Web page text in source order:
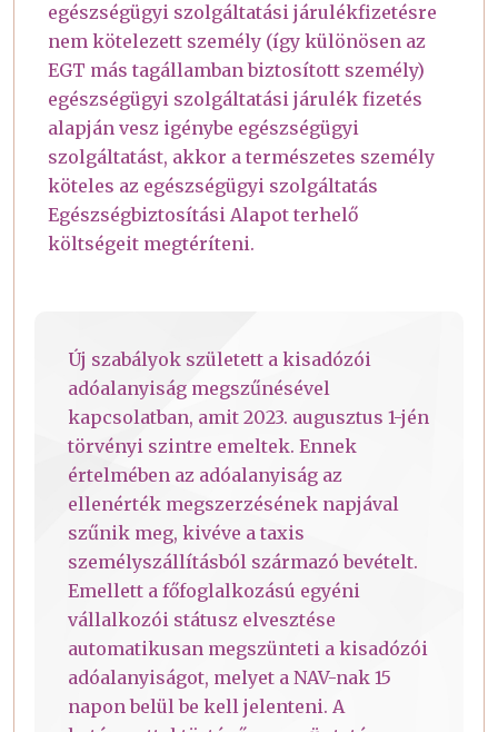
egészségügyi szolgáltatási járulékfizetésre
nem kötelezett személy (így különösen az
EGT más tagállamban biztosított személy)
egészségügyi szolgáltatási járulék fizetés
alapján vesz igénybe egészségügyi
szolgáltatást, akkor a természetes személy
köteles az egészségügyi szolgáltatás
Egészségbiztosítási Alapot terhelő
költségeit megtéríteni.
Új szabályok született a kisadózói
adóalanyiság megszűnésével
kapcsolatban, amit 2023. augusztus 1-jén
törvényi szintre emeltek. Ennek
értelmében az adóalanyiság az
ellenérték megszerzésének napjával
szűnik meg, kivéve a taxis
személyszállításból származó bevételt.
Emellett a főfoglalkozású egyéni
vállalkozói státusz elvesztése
automatikusan megszünteti a kisadózói
adóalanyiságot, melyet a NAV-nak 15
napon belül be kell jelenteni. A